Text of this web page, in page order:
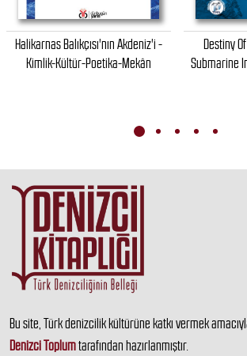
Halikarnas Balıkçısı'nın Akdeniz'i -
Kimlik-Kültür-Poetika-Mekân
Destiny
Submarine
Bu site, Türk denizcilik kültürüne katkı vermek
Denizci Toplumtarafından hazırlanmıştır.